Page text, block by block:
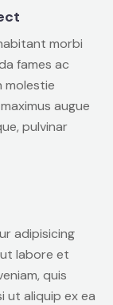
morbi
fames ac
molestie
augue
pulvinar
adipisicing
labore et
quis
ut aliquip ex ea